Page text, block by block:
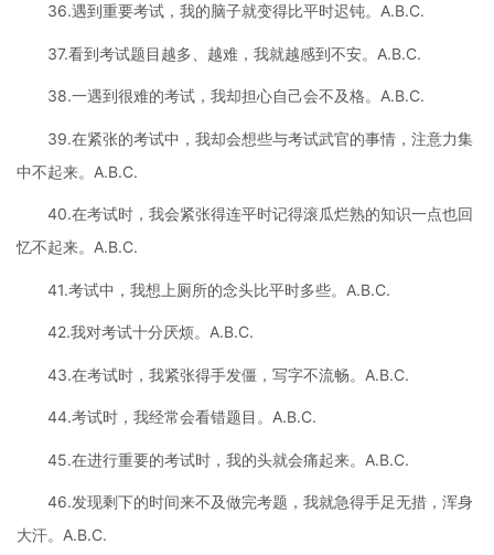
36.遇到重要考试，我的脑子就变得比平时迟钝。A.B.C.
37.看到考试题目越多、越难，我就越感到不安。A.B.C.
38.一遇到很难的考试，我却担心自己会不及格。A.B.C.
39.在紧张的考试中，我却会想些与考试武官的事情，注意力集
中不起来。A.B.C.
40.在考试时，我会紧张得连平时记得滚瓜烂熟的知识一点也回
忆不起来。A.B.C.
41.考试中，我想上厕所的念头比平时多些。A.B.C.
42.我对考试十分厌烦。A.B.C.
43.在考试时，我紧张得手发僵，写字不流畅。A.B.C.
44.考试时，我经常会看错题目。A.B.C.
45.在进行重要的考试时，我的头就会痛起来。A.B.C.
46.发现剩下的时间来不及做完考题，我就急得手足无措，浑身
大汗。A.B.C.